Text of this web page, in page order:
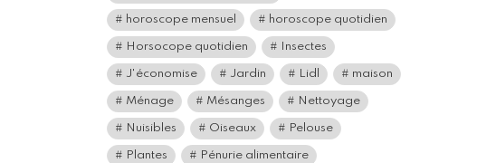
horoscope mensuel horoscope quotidien
Horsocope quotidien Insectes
J'économise Jardin Lidl maison
Ménage Mésanges Nettoyage
Nuisibles Oiseaux Pelouse
Plantes Pénurie alimentaire